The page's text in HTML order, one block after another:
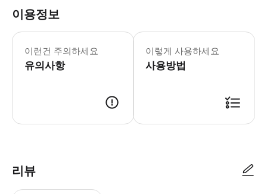
이용정보
이런건 주의하세요
유의사항
▶ 꼭 알아두세요 * 따뜻한 옷, 방수 레
이렇게 사용하세요
사용방법
리뷰